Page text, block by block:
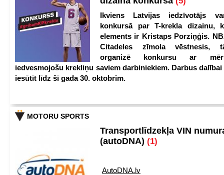
Ikviens Latvijas iedzīvotājs
konkursā par T-krekla dizainu,
elements ir Kristaps Porziņģis.
Citadeles zīmola vēstnesis,
organizē konkursu ar
iedvesmojošu krekliņu saviem darbiniekiem. Darbus
iesūtīt līdz šī gada 30. oktobrim.
MOTORU SPORTS
Transportlīdzekļa VIN
(autoDNA) (1)
AutoDNA.lv